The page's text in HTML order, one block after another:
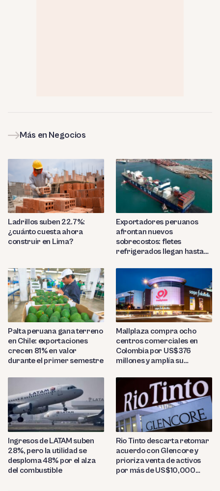
Más en Negocios
Ladrillos suben 22.7%:
¿cuánto cuesta ahora
construir en Lima?
Exportadores peruanos
afrontan nuevos
sobrecostos: fletes
refrigerados llegan hasta
Palta peruana gana terreno
en Chile: exportaciones
crecen 81% en valor
durante el primer semestre
Mallplaza compra ocho
centros comerciales en
Colombia por US$376
millones y amplía su
Ingresos de LATAM suben
28%, pero la utilidad se
desploma 48% por el alza
del combustible
Rio Tinto descarta retomar
acuerdo con Glencore y
prioriza venta de activos
por más de US$10,000